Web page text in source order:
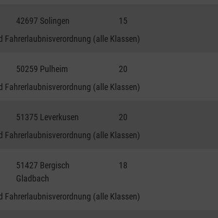
42697 Solingen
15
Fahrerlaubnisverordnung (alle Klassen)
50259 Pulheim
20
Fahrerlaubnisverordnung (alle Klassen)
51375 Leverkusen
20
Fahrerlaubnisverordnung (alle Klassen)
51427 Bergisch
Gladbach
18
Fahrerlaubnisverordnung (alle Klassen)